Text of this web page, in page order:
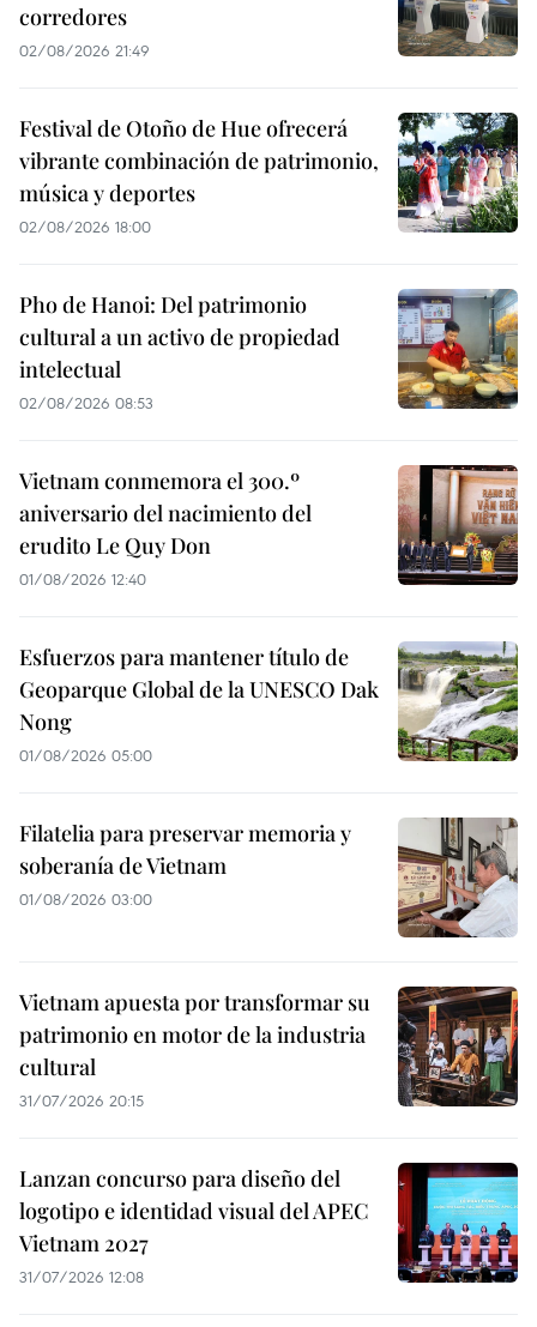
corredores
02/08/2026 21:49
Festival de Otoño de Hue ofrecerá
vibrante combinación de patrimonio,
música y deportes
02/08/2026 18:00
Pho de Hanoi: Del patrimonio
cultural a un activo de propiedad
intelectual
02/08/2026 08:53
Vietnam conmemora el 300.º
aniversario del nacimiento del
erudito Le Quy Don
01/08/2026 12:40
Esfuerzos para mantener título de
Geoparque Global de la UNESCO Dak
Nong
01/08/2026 05:00
Filatelia para preservar memoria y
soberanía de Vietnam
01/08/2026 03:00
Vietnam apuesta por transformar su
patrimonio en motor de la industria
cultural
31/07/2026 20:15
Lanzan concurso para diseño del
logotipo e identidad visual del APEC
Vietnam 2027
31/07/2026 12:08